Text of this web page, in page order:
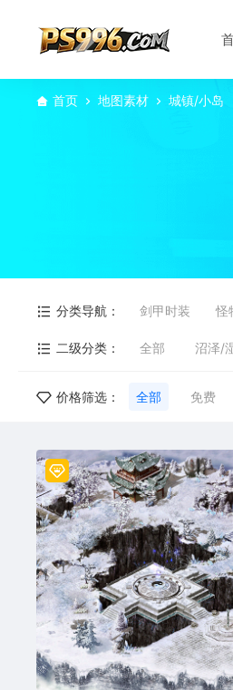
首页 地图素材 城镇/小岛
分类导航： 剑甲时装 怪
二级分类： 全部 沼泽/
价格筛选： 全部 免费